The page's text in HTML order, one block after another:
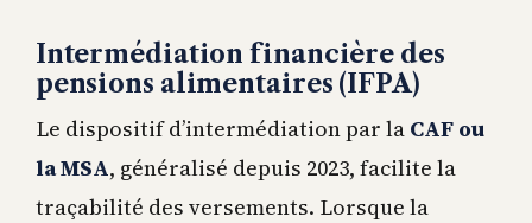
Intermédiation financière des
pensions alimentaires (IFPA)
Le dispositif d’intermédiation par la CAF ou
la MSA, généralisé depuis 2023, facilite la
traçabilité des versements. Lorsque la